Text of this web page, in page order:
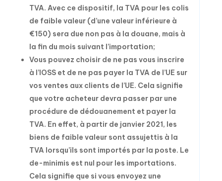
TVA. Avec ce dispositif, la TVA pour les colis
de faible valeur (d’une valeur inférieure à
€150) sera due non pas à la douane, mais à
la fin du mois suivant l’importation;
Vous pouvez choisir de ne pas vous inscrire
à l’IOSS et de ne pas payer la TVA de l’UE sur
vos ventes aux clients de l’UE. Cela signifie
que votre acheteur devra passer par une
procédure de dédouanement et payer la
TVA. En effet, à partir de janvier 2021, les
biens de faible valeur sont assujettis à la
TVA lorsqu’ils sont importés par la poste. Le
de-minimis est nul pour les importations.
Cela signifie que si vous envoyez une